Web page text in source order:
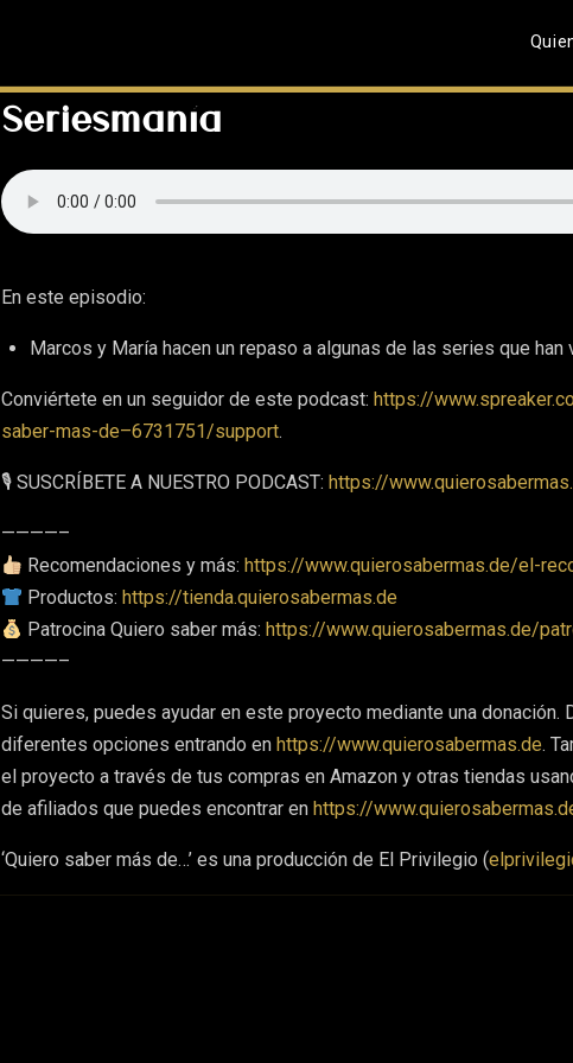
Seriesmanía
En este episodio:
Marcos y María hacen un repaso a algunas de las series que
Conviértete en un seguidor de este podcast: https://
saber-mas-de–6731751/support.
🎙 SUSCRÍBETE A NUESTRO PODCAST: https://
————–
Recomendaciones y más:https://www.quierosabermas.de/el-
Productos:https://tienda.quierosabermas.de
Patrocina Quiero saber más:https://www.quierosabermas.de/
————–
Si quieres, puedes ayudar en este proyecto mediante una donación.
diferentes opciones entrando en https://www.quierosabermas.de.
el proyecto a través de tus compras en Amazon y otras tiendas
de afiliados que puedes encontrar en https://
‘Quiero saber más de…’ es una producción de El Privilegio (